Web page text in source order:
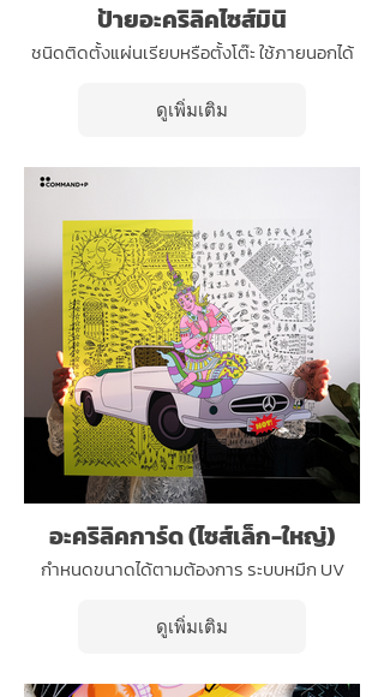
ป้ายอะคริลิคไซส์มินิ
ชนิดติดตั้งแผ่นเรียบหรือตั้งโต๊ะ ใช้ภายนอกได้
ดูเพิ่มเติม
อะคริลิคการ์ด (ไซส์เล็ก-ใหญ่)
กำหนดขนาดได้ตามต้องการ ระบบหมึก UV
ดูเพิ่มเติม